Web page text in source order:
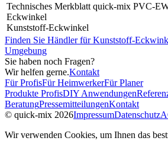
Technisches Merkblatt quick-mix PVC-
Eckwinkel
Kunststoff-Eckwinkel
Finden Sie Händler für Kunststoff-
Umgebung
Sie haben noch Fragen?
Wir helfen gerne.Kontakt
Für ProfisFür HeimwerkerFür Planer
Produkte ProfisDIY Anwendungen
BeratungPressemitteilungenKontakt
© quick-mix 2026ImpressumDatenschutz
Wir verwenden Cookies, um Ihnen das